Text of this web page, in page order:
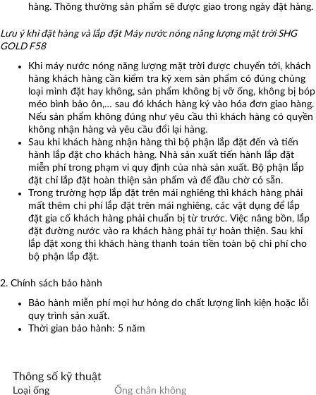
hàng. Thông thường sản phẩm sẽ được giao trong ngày đặt hàng.
Lưu ý khi đặt hàng và lắp đặt Máy nước nóng năng lượng mặt trời SHG
GOLD F58
Khi máy nước nóng năng lượng mặt trời được chuyển tới, khách
hàng khách hàng cần kiểm tra kỹ xem sản phẩm có đúng chủng
loại mình đặt hay không, sản phẩm không bị vỡ ống, không bị bóp
méo bình bảo ôn,… sau đó khách hàng ký vào hóa đơn giao hàng.
Nếu sản phẩm không đúng như yêu cầu thì khách hàng có quyền
không nhận hàng và yêu cầu đổi lại hàng.
Sau khi khách hàng nhận hàng thì bộ phận lắp đặt đến và tiến
hành lắp đặt cho khách hàng. Nhà sản xuất tiến hành lắp đặt
miễn phí trong phạm vi quy định của nhà sản xuất. Bộ phận lắp
đặt chỉ lắp đặt hoàn thiện sản phẩm và để đầu chờ có sẵn.
Trong trường hợp lắp đặt trên mái nghiêng thì khách hàng phải
mất thêm chi phí lắp đặt trên mái nghiêng, các vật dụng để lắp
đặt gia cố khách hàng phải chuẩn bị từ trước. Việc nâng bồn, lắp
đặt đường nước vào ra khách hàng phải tự hoàn thiện. Sau khi
lắp đặt xong thì khách hàng thanh toán tiền toàn bộ chi phí cho
bộ phận lắp đặt.
2. Chính sách bảo hành
Bảo hành miễn phí mọi hư hỏng do chất lượng linh kiện hoặc lỗi
quy trình sản xuất.
Thời gian bảo hành: 5 năm
Thông số kỹ thuật
Loại ống Ống chân không